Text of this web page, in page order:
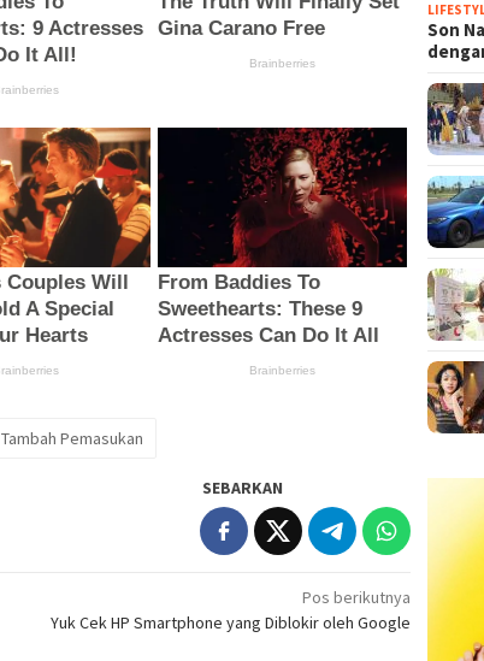
Tambah Pemasukan
SEBARKAN
Pos berikutnya
Yuk Cek HP Smartphone yang Diblokir oleh Google
Son